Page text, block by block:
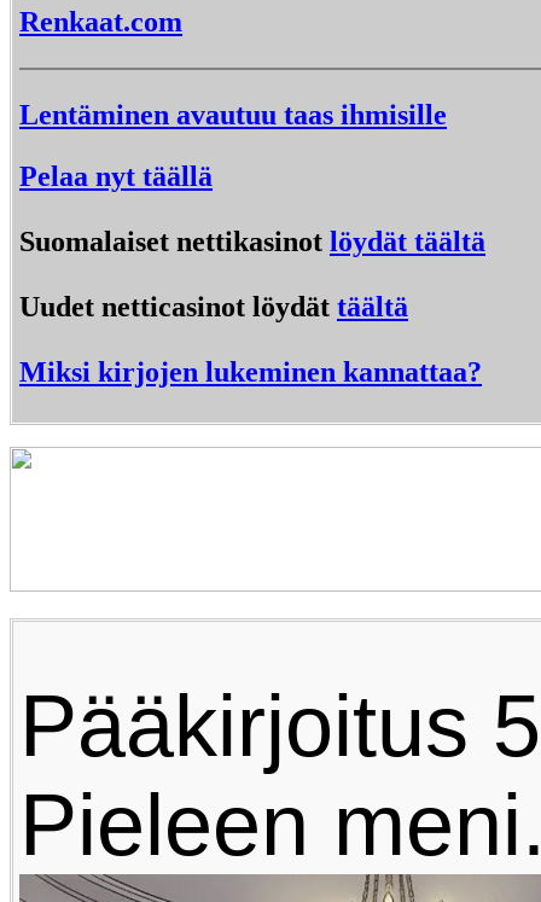
Renkaat.com
Lentäminen avautuu taas ihmisille
Pelaa nyt täällä
Suomalaiset nettikasinot löydät täältä
Uudet netticasinot löydät täältä
Miksi kirjojen lukeminen kannattaa?
Pääkirjoitus
Pieleen